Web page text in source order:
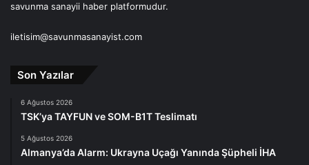
savunma sanayii haber platformudur.
iletisim@savunmasanayist.com
Son Yazılar
6 Ağustos 2026
TSK’ya TAYFUN ve SOM-B1T Teslimatı
5 Ağustos 2026
Almanya’da Alarm: Ukrayna Uçağı Yanında Şüpheli İHA